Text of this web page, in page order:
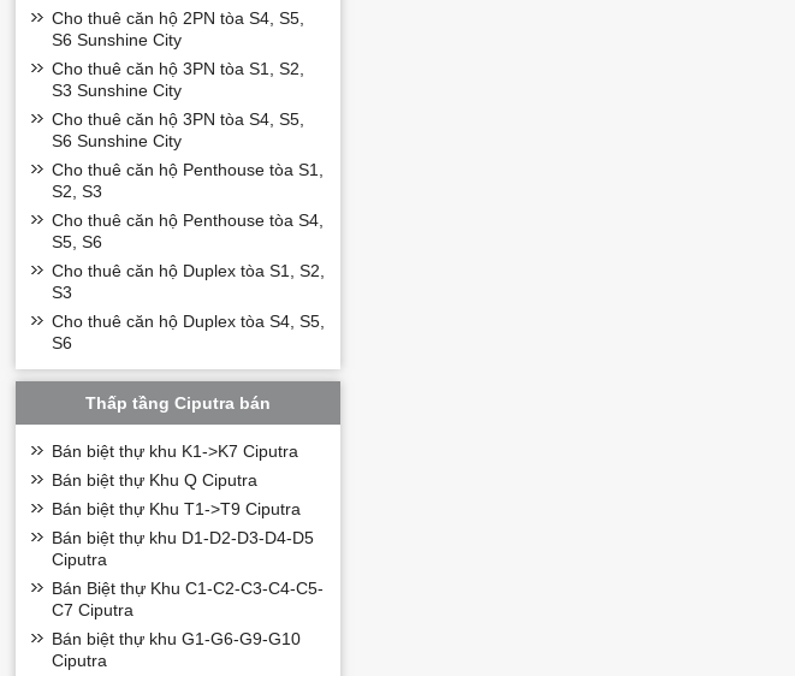
Cho thuê căn hộ 2PN tòa S4, S5,
S6 Sunshine City
Cho thuê căn hộ 3PN tòa S1, S2,
S3 Sunshine City
Cho thuê căn hộ 3PN tòa S4, S5,
S6 Sunshine City
Cho thuê căn hộ Penthouse tòa S1,
S2, S3
Cho thuê căn hộ Penthouse tòa S4,
S5, S6
Cho thuê căn hộ Duplex tòa S1, S2,
S3
Cho thuê căn hộ Duplex tòa S4, S5,
S6
Thấp tầng Ciputra bán
Bán biệt thự khu K1->K7 Ciputra
Bán biệt thự Khu Q Ciputra
Bán biệt thự Khu T1->T9 Ciputra
Bán biệt thự khu D1-D2-D3-D4-D5
Ciputra
Bán Biệt thự Khu C1-C2-C3-C4-C5-
C7 Ciputra
Bán biệt thự khu G1-G6-G9-G10
Ciputra